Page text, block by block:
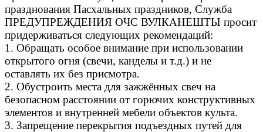
празднования Пасхальных праздников, Служба
ПРЕДУПРЕЖДЕНИЯ ОЧС ВУЛКАНЕШТЫ просит
придерживаться следующих рекомендаций:
1. Обращать особое внимание при использовании
открытого огня (свечи, канделы и т.д.) и не
оставлять их без присмотра.
2. Обустроить места для зажжённых свеч на
безопасном расстоянии от горючих конструктивных
элементов и внутренней мебели объектов культа.
3. Запрещение перекрытия подъездных путей для